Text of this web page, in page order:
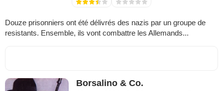
Douze prisonniers ont été délivrés des nazis par un groupe de
resistants. Ensemble, ils vont combattre les Allemands...
Borsalino & Co.